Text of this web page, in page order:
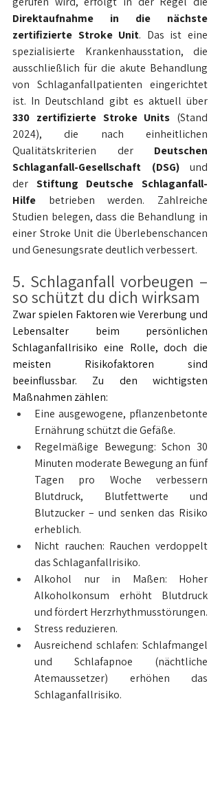
Direktaufnahme in die nächste
zertifizierte Stroke Unit. Das ist eine
spezialisierte Krankenhausstation, die
ausschließlich für die akute Behandlung
von Schlaganfallpatienten eingerichtet
330 zertifizierte Stroke Units (Stand
2024), die nach einheitlichen
Qualitätskriterien der Deutschen
Schlaganfall-Gesellschaft (DSG) und
der Stiftung Deutsche Schlaganfall-
Hilfe betrieben werden. Zahlreiche
Studien belegen, dass die Behandlung in
einer Stroke Unit die Überlebenschancen
und Genesungsrate deutlich verbessert.
5. Schlaganfall vorbeugen –
so schützt du dich wirksam
Zwar spielen Faktoren wie Vererbung und
Lebensalter beim persönlichen
Schlaganfallrisiko eine Rolle, doch die
meisten Risikofaktoren sind
beeinflussbar. Zu den wichtigsten
Maßnahmen zählen:
Eine ausgewogene, pflanzenbetonte
Ernährung schützt die Gefäße.
Regelmäßige Bewegung: Schon 30
Minuten moderate Bewegung an fünf
Tagen pro Woche verbessern
Blutdruck, Blutfettwerte und
Blutzucker – und senken das Risiko
erheblich.
Nicht rauchen: Rauchen verdoppelt
das Schlaganfallrisiko.
Alkohol nur in Maßen: Hoher
Alkoholkonsum erhöht Blutdruck
und fördert Herzrhythmusstörungen.
Stress reduzieren.
Ausreichend schlafen: Schlafmangel
und Schlafapnoe (nächtliche
Atemaussetzer) erhöhen das
Schlaganfallrisiko.